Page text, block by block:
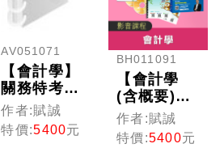
AV051071
【會計學】
關務特考
(光碟版函
授)
作者:賦誠
特價:5400元
BH011091
【會計學
(含概要)】
記帳士 (光
碟版函授)
作者:賦誠
特價:5400元